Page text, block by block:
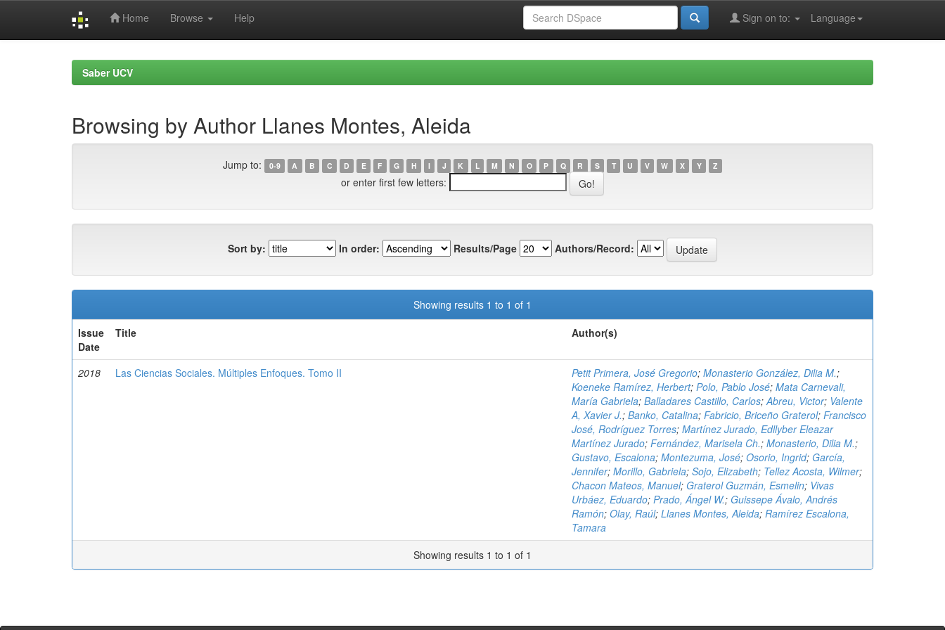
Home Browse Help Language
Sign on to:
Saber UCV
Browsing by Author Llanes Montes, Aleida
Jump to: 0-9 A B C D E F G H I J K L M N O P Q R S T U V W X Y Z
or enter first few letters:
Sort by: In order: Results/Page Authors/Record:
Showing results 1 to 1 of 1
Issue
Date
Title Author(s)
2018 Las Ciencias Sociales. Múltiples Enfoques. Tomo II Petit Primera, José Gregorio; Monasterio González, Dilia M.;
Koeneke Ramírez, Herbert; Polo, Pablo José; Mata Carnevali,
María Gabriela; Balladares Castillo, Carlos;Abreu, Victor; Valente
A, Xavier J.; Banko, Catalina; Fabricio, Briceño Graterol; Francisco
José, Rodríguez Torres; Martínez Jurado, Edllyber Eleazar
Martínez Jurado; Fernández, Marisela Ch.; Monasterio, Dilia M.;
Gustavo, Escalona; Montezuma, José; Osorio, Ingrid; García,
Jennifer; Morillo, Gabriela; Sojo, Elizabeth; Tellez Acosta, Wilmer;
Chacon Mateos, Manuel; Graterol Guzmán, Esmelin; Vivas
Urbáez, Eduardo; Prado, Ángel W.; Guissepe Ávalo, Andrés
Ramón; Olay, Raúl; Llanes Montes, Aleida; Ramírez Escalona,
Tamara
Showing results 1 to 1 of 1